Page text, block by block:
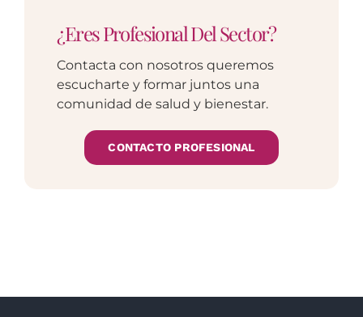
¿Eres Profesional Del Sector?
Contacta con nosotros queremos
escucharte y formar juntos una
comunidad de salud y bienestar.
CONTACTO PROFESIONAL